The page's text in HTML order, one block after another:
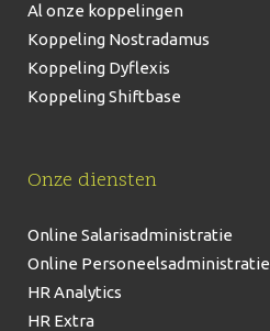
Al onze koppelingen
Koppeling Nostradamus
Koppeling Dyflexis
Koppeling Shiftbase
Onze diensten
Online Salarisadministratie
Online Personeelsadministratie
HR Analytics
HR Extra